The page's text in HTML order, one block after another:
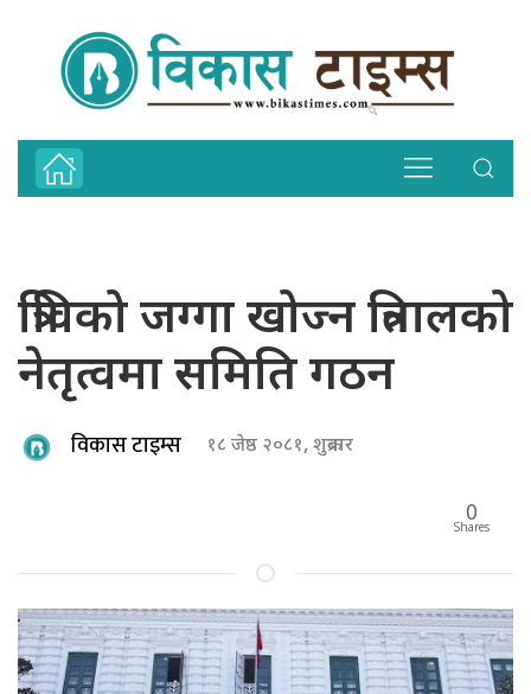
त्रिविको जग्गा खोज्न त्रितालको
नेतृत्वमा समिति गठन
विकास टाइम्स १८ जेष्ठ २०८१, शुक्रबार
0
Shares